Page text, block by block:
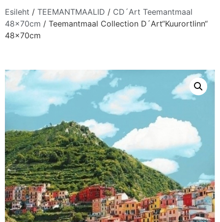
Esileht / TEEMANTMAALID / CD´Art Teemantmaal
48x70cm / Teemantmaal Collection D´Art“Kuurortlinn“
48x70cm